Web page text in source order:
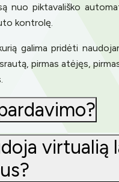
nuo piktavališko
kontrolę.
galima pridėti
pirmas atėjęs,
virtualią